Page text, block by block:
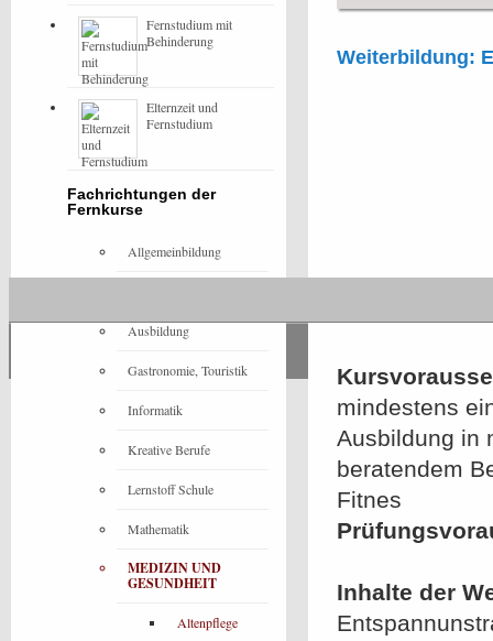
Weiterbildung:
mindestens
Ausbildung in
beratendem
Fitnes
Inhalte der
Fernstudium mit
Behinderung
Elternzeit und
Fernstudium
Fachrichtungen der
Fernkurse
Allgemeinbildung
Ausbildung
Gastronomie, Touristik
Informatik
Kreative Berufe
Lernstoff Schule
Mathematik
MEDIZIN UND
GESUNDHEIT
Altenpflege